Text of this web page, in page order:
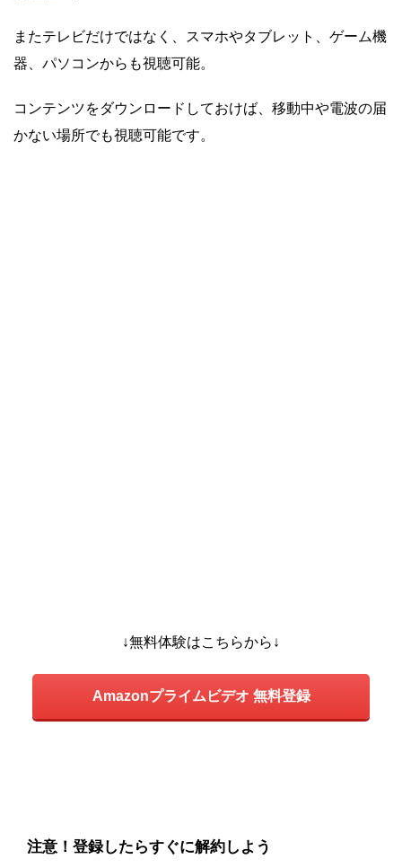
またテレビだけではなく、スマホやタブレット、ゲーム機
器、パソコンからも視聴可能。
コンテンツをダウンロードしておけば、移動中や電波の届
かない場所でも視聴可能です。
↓無料体験はこちらから↓
Amazonプライムビデオ 無料登録
注意！登録したらすぐに解約しよう